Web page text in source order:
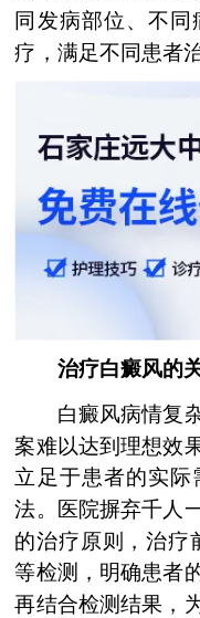
同发病部位、不
疗，满足不同患者
治疗白癜风的关
白癜风病情复杂
案难以达到理想效
立足于患者的实
法。医院摒弃千人
的治疗原则，治疗
等检测，明确患者
再结合检测结果，